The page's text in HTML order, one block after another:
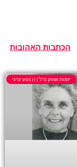
הכתבות האהובות
יזמות ושווק נדל"ן // נטע עדני